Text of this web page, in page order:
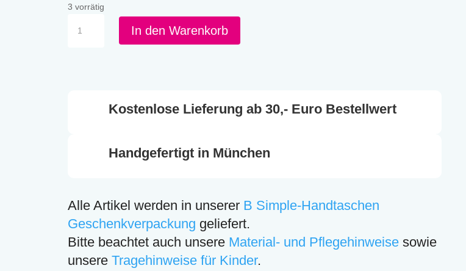
3 vorrätig
In den Warenkorb
Kostenlose Lieferung ab 30,- Euro Bestellwert
Handgefertigt in München
Alle Artikel werden in unserer B Simple-Handtaschen
Geschenkverpackung geliefert.
Bitte beachtet auch unsere Material- und Pflegehinweisesowie
unsere Tragehinweise für Kinder.